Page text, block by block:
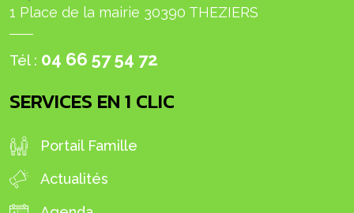
1 Place de la mairie 30390 THEZIERS
Tél : 04 66 57 54 72
SERVICES EN 1 CLIC
Portail Famille
Actualités